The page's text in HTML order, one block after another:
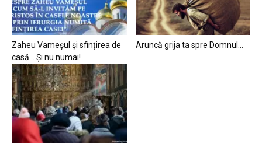
Zaheu Vameșul și sfințirea de
casă… Și nu numai!
Aruncă grija ta spre Domnul…